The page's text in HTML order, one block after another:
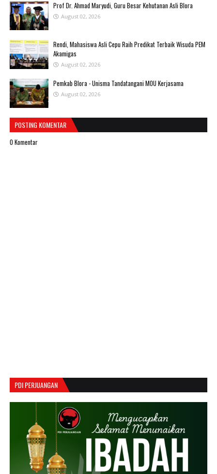
Prof Dr. Ahmad Maryudi, Guru Besar Kehutanan Asli Blora
August 02, 2026
Rendi, Mahasiswa Asli Cepu Raih Predikat Terbaik Wisuda PEM
Akamigas
August 02, 2026
Pemkab Blora - Unisma Tandatangani MOU Kerjasama
August 02, 2026
POSTING KOMENTAR
0 Komentar
PDI PERJUANGAN